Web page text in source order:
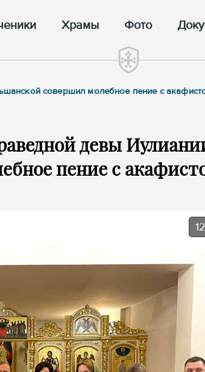
Храмы Фото
совершил молебное пение с
девы
пение с